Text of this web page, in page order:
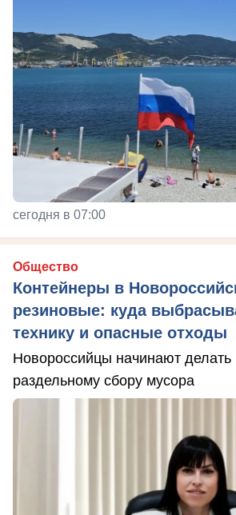
сегодня в 07:00
Общество
Контейнеры в
резиновые: куда
технику и опасные отходы
Новороссийцы начинают делать
раздельному сбору мусора